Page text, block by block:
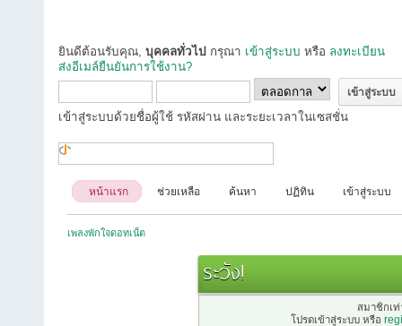
ยินดีต้อนรับคุณ, บุคคลทั่วไป กรุณา เข้าสู่ระบบ หรือ ลงทะเบียน
ส่งอีเมล์ยืนยันการใช้งาน?
เข้าสู่ระบบด้วยชื่อผู้ใช้ รหัสผ่าน และระยะเวลาในเซสชั่น
หน้าแรก ช่วยเหลือ ค้นหา ปฏิทิน เข้าสู่ระบบ
เพลงพักใจดอทเน็ต
ระวัง!
สมาชิกเ
โปรดเข้าสู่ระบบ หรือ